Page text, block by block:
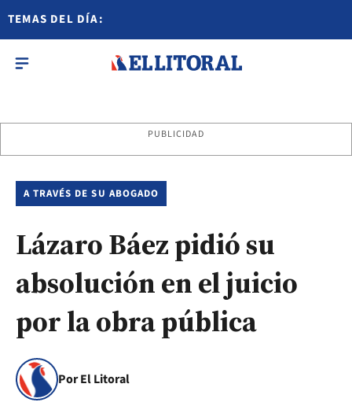
TEMAS DEL DÍA:
PUBLICIDAD
A TRAVÉS DE SU ABOGADO
Lázaro Báez pidió su
absolución en el juicio
por la obra pública
Por El Litoral